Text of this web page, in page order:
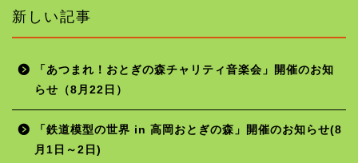
新しい記事
「あつまれ！おとぎの森チャリティ音楽会」開催のお知
らせ（8月22日）
「鉄道模型の世界 in 高岡おとぎの森」開催のお知らせ(8
月1日～2日)
ホーム